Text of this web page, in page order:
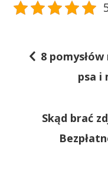
8
psa i
Skąd brać